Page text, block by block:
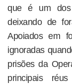
que é um
deixando de
Apoiados em
ignoradas
prisões da
principais